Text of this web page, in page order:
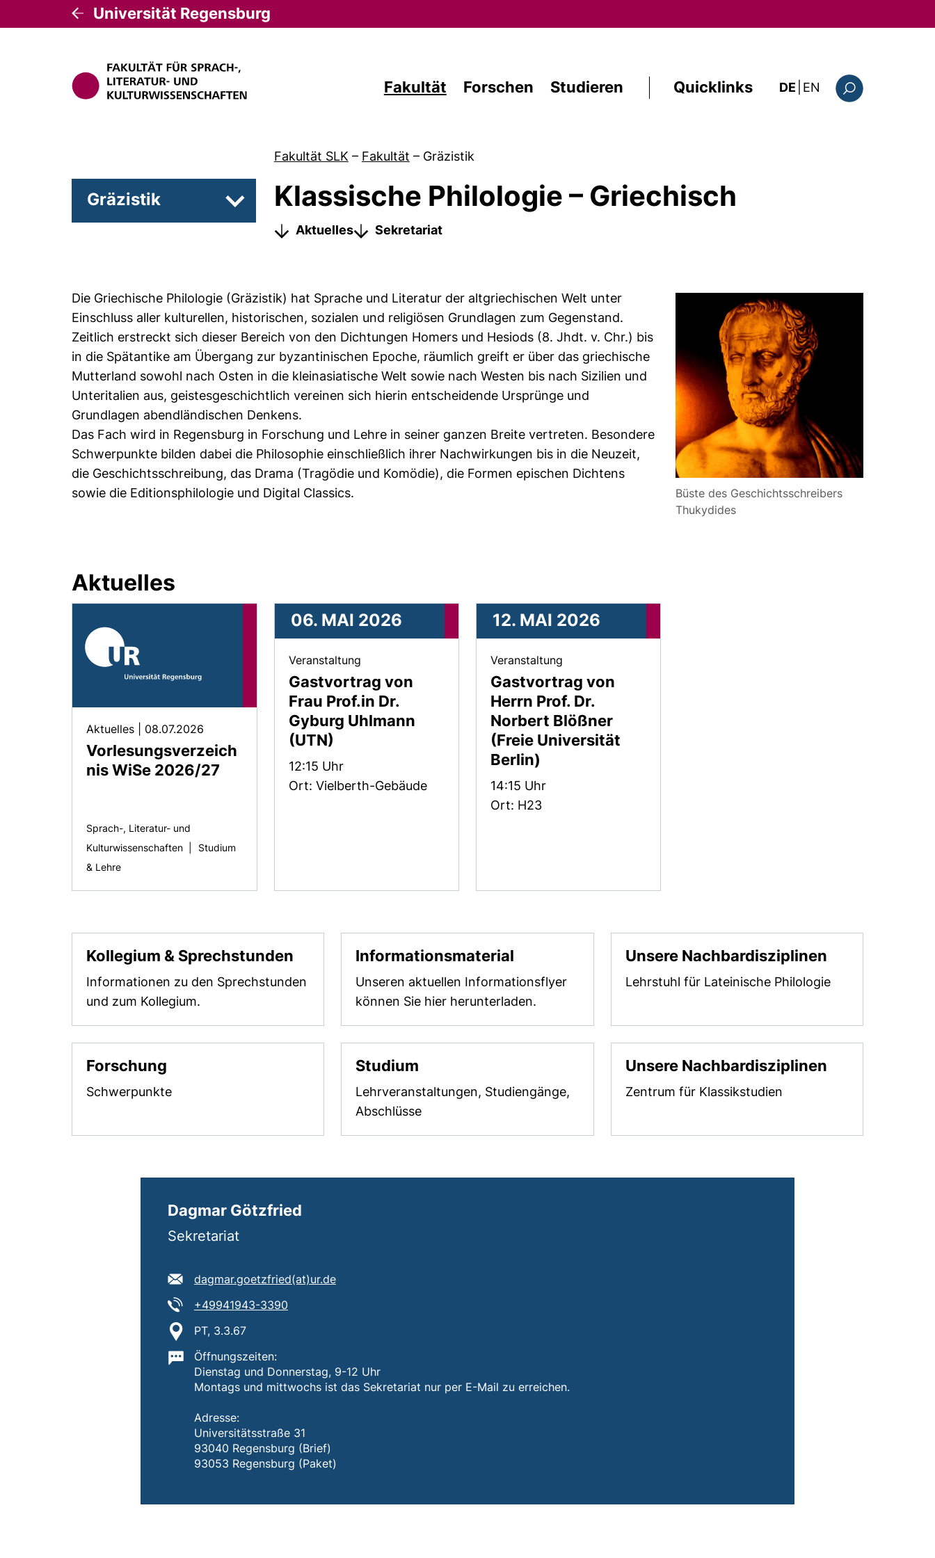
Universität Regensburg
Fakultät Forschen Studieren Quicklinks DE EN : the current page
Fakultät SLK – Fakultät – Gräzistik
Gräzistik Unterseiten von Aktuelles
Klassische Philologie – Griechisch
Aktuelles Sekretariat
Die Griechische Philologie (Gräzistik) hat Sprache und Literatur der altgriechischen Welt unter
Einschluss aller kulturellen, historischen, sozialen und religiösen Grundlagen zum Gegenstand.
Zeitlich erstreckt sich dieser Bereich von den Dichtungen Homers und Hesiods (8. Jhdt. v. Chr.) bis
in die Spätantike am Übergang zur byzantinischen Epoche, räumlich greift er über das griechische
Mutterland sowohl nach Osten in die kleinasiatische Welt sowie nach Westen bis nach Sizilien und
Unteritalien aus, geistesgeschichtlich vereinen sich hierin entscheidende Ursprünge und
Grundlagen abendländischen Denkens.
Das Fach wird in Regensburg in Forschung und Lehre in seiner ganzen Breite vertreten. Besondere
Schwerpunkte bilden dabei die Philosophie einschließlich ihrer Nachwirkungen bis in die Neuzeit,
die Geschichtsschreibung, das Drama (Tragödie und Komödie), die Formen epischen Dichtens
sowie die Editionsphilologie und Digital Classics.
Büste des Geschichtsschreibers
Thukydides
Aktuelles
Vorlesungsverzeich
nis WiSe 2026/27
Aktuelles 08.07.2026
Sprach-, Literatur- und
Kulturwissenschaften
Studium
& Lehre
Gastvortrag von
Frau Prof.in Dr.
Gyburg Uhlmann
(UTN)
Veranstaltung, 06. Mai 2026 .
Zeit:
12:15 Uhr
Ort: Vielberth-Gebäude
06. MAI 2026
Gastvortrag von
Herrn Prof. Dr.
Norbert Blößner
(Freie Universität
Berlin)
Veranstaltung, 12. Mai 2026 .
Zeit:
14:15 Uhr
Ort: H23
12. MAI 2026
Kollegium & Sprechstunden
Informationen zu den Sprechstunden
und zum Kollegium.
Informationsmaterial (externer Link, öffnet neues Fenster)
Unseren aktuellen Informationsflyer
können Sie hier herunterladen.
Unsere Nachbardisziplinen
Lehrstuhl für Lateinische Philologie
Forschung
Schwerpunkte
Studium
Lehrveranstaltungen, Studiengänge,
Abschlüsse
Unsere Nachbardisziplinen
Zentrum für Klassikstudien
Dagmar Götzfried
Sekretariat
E-Mail Adresse:
dagmar.goetzfried​(at)​ur.de(öffnet Ihr E-Mail-Programm)
Tel:
+49941943-3390
Standort:
PT, 3.3.67
Wichtige Informationen:
Öffnungszeiten:
Dienstag und Donnerstag, 9-12 Uhr
Montags und mittwochs ist das Sekretariat nur per E-Mail zu erreichen.
Adresse:
Universitätsstraße 31
93040 Regensburg (Brief)
93053 Regensburg (Paket)